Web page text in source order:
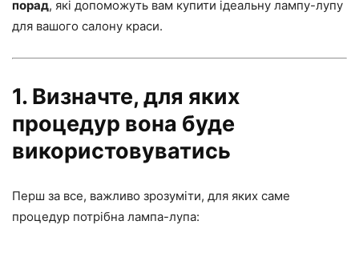
порад, які допоможуть вам купити ідеальну лампу-лупу
для вашого салону краси.
1. Визначте, для яких
процедур вона буде
використовуватись
Перш за все, важливо зрозуміти, для яких саме
процедур потрібна лампа-лупа: